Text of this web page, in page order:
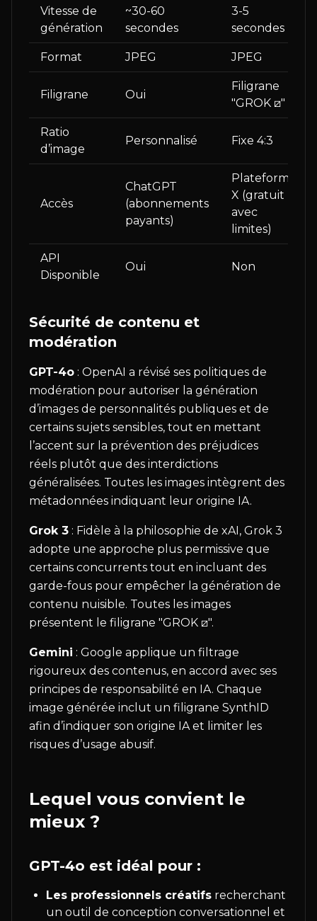
Vitesse de
génération
~30-60
secondes
3-5
secondes
Format JPEG JPEG
Filigrane Oui
Filigrane
"GROK ⧄"
Ratio
d’image
Personnalisé Fixe 4:3
Accès
ChatGPT
(abonnements
payants)
Plateforme
X (gratuit
avec
limites)
API
Disponible
Oui Non
Sécurité de contenu et
modération
GPT-4o : OpenAI a révisé ses politiques de
modération pour autoriser la génération
d’images de personnalités publiques et de
certains sujets sensibles, tout en mettant
l’accent sur la prévention des préjudices
réels plutôt que des interdictions
généralisées. Toutes les images intègrent des
métadonnées indiquant leur origine IA.
Grok 3 : Fidèle à la philosophie de xAI, Grok 3
adopte une approche plus permissive que
certains concurrents tout en incluant des
garde-fous pour empêcher la génération de
contenu nuisible. Toutes les images
présentent le filigrane "GROK ⧄".
Gemini : Google applique un filtrage
rigoureux des contenus, en accord avec ses
principes de responsabilité en IA. Chaque
image générée inclut un filigrane SynthID
afin d’indiquer son origine IA et limiter les
risques d’usage abusif.
Lequel vous convient le
mieux ?
GPT-4o est idéal pour :
Les professionnels créatifs recherchant
un outil de conception conversationnel et